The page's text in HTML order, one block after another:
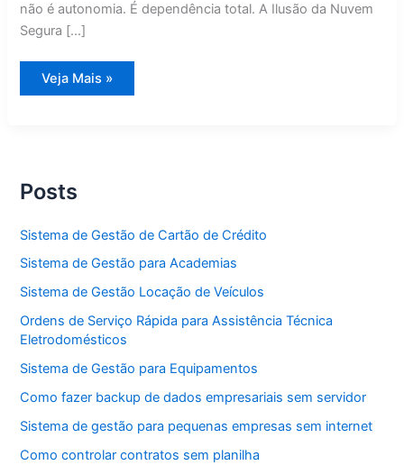
não é autonomia. É dependência total. A Ilusão da Nuvem
Segura […]
Autonomia
Digital
Veja Mais »
Posts
Sistema de Gestão de Cartão de Crédito
Sistema de Gestão para Academias
Sistema de Gestão Locação de Veículos
Ordens de Serviço Rápida para Assistência Técnica
Eletrodomésticos
Sistema de Gestão para Equipamentos
Como fazer backup de dados empresariais sem servidor
Sistema de gestão para pequenas empresas sem internet
Como controlar contratos sem planilha